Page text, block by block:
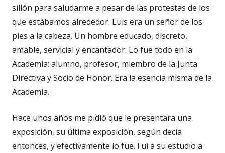
sillón para saludarme a pesar de las protestas de los
que estábamos alrededor. Luis era un señor de los
pies a la cabeza. Un hombre educado, discreto,
amable, servicial y encantador. Lo fue todo en la
Academia: alumno, profesor, miembro de la Junta
Directiva y Socio de Honor. Era la esencia misma de la
Academia.
Hace unos años me pidió que le presentara una
exposición, su última exposición, según decía
entonces, y efectivamente lo fue. Fui a su estudio a